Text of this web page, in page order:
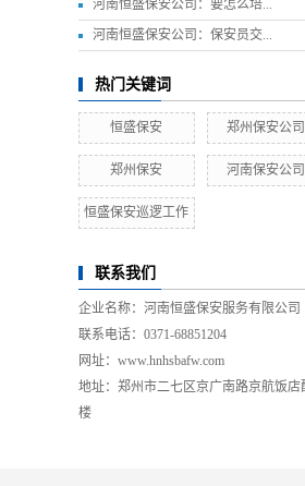
河南恒盛保安公司：要怎么培...
河南恒盛保安公司：保安员交...
热门关键词
恒盛保安 郑州保安公司
郑州保安 河南保安公司
恒盛保安巡逻工作
联系我们
企业名称： 河南恒盛保安服务有限公司
联系电话：0371-68851204
网址： www.hnhsbafw.com
地址：郑州市二七区京广南路京航饭店
楼